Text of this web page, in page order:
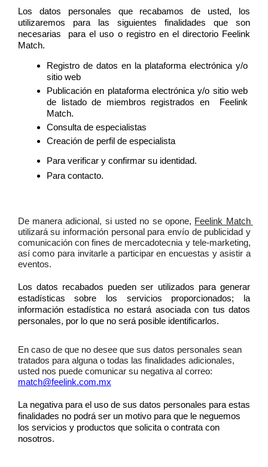
Los datos personales que recabamos de usted, los
utilizaremos para las siguientes finalidades que son
necesarias  para el uso o registro en el directorio Feelink
Match.
Registro de datos en la plataforma electrónica y/o
sitio web
Publicación en plataforma electrónica y/o sitio web
de listado de miembros registrados en  Feelink
Match.
Consulta de especialistas
Creación de perfil de especialista
Para verificar y confirmar su identidad.
Para contacto.
De manera adicional, si usted no se opone,
Feelink Match
utilizará su información personal para envío de publicidad y
comunicación con fines de mercadotecnia y tele-marketing,
así como para invitarle a participar en encuestas y asistir a
eventos.
Los datos recabados pueden ser utilizados para generar
estadísticas sobre los servicios proporcionados; la
información estadística no estará asociada con tus datos
personales, por lo que no será posible identificarlos.
En caso de que no desee que sus datos personales sean
tratados para alguna o todas las finalidades adicionales,
usted nos puede comunicar su negativa al correo:
match@feelink.com.mx
La negativa para el uso de sus datos personales para estas
finalidades no podrá ser un motivo para que le neguemos
los servicios y productos que solicita o contrata con
nosotros.